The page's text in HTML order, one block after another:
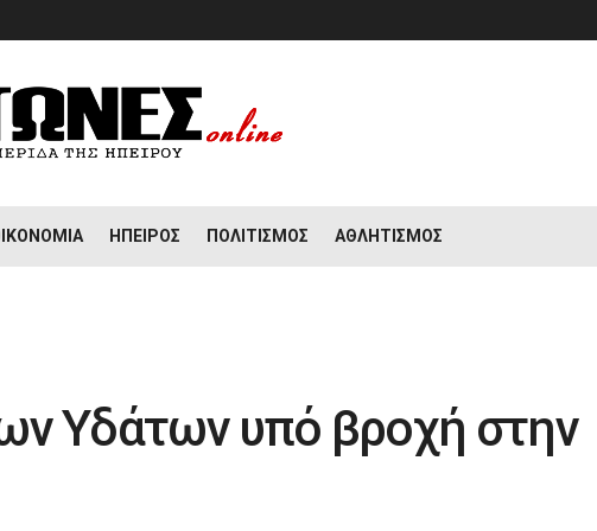
ΉΠΕΙΡΟΣ ΠΟΛΙΤΙΣΜΌΣ ΑΘΛΗΤΙΣΜΌΣ
Υδάτων υπό βροχή στην